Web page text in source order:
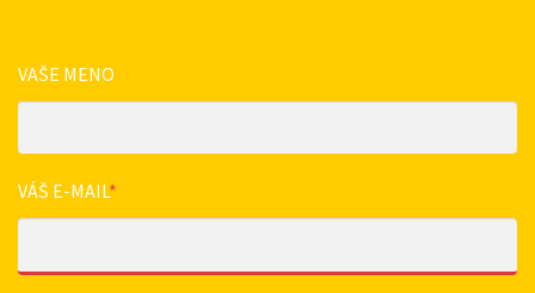
VAŠE MENO
VÁŠ E-MAIL*